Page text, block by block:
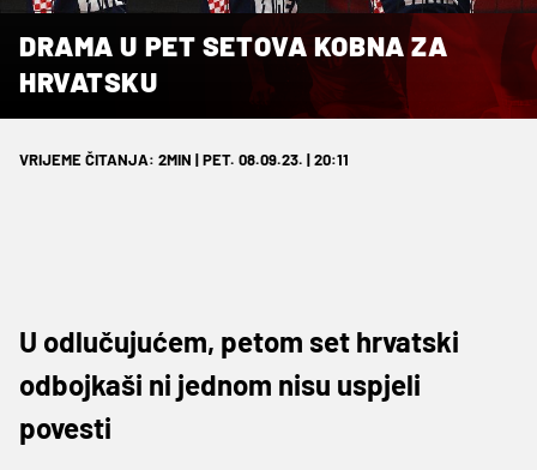
DRAMA U PET SETOVA KOBNA ZA
HRVATSKU
VRIJEME ČITANJA: 2MIN | PET. 08.09.23. | 20:11
U odlučujućem, petom set hrvatski
odbojkaši ni jednom nisu uspjeli
povesti